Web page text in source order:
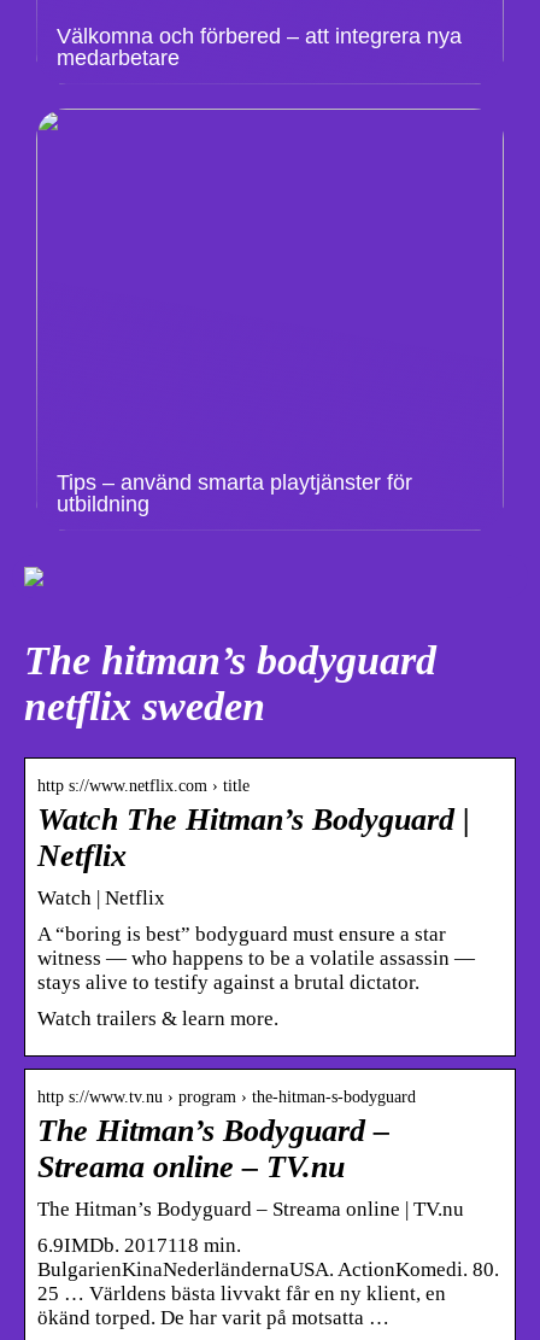
Välkomna och förbered – att integrera nya
medarbetare
Tips – använd smarta playtjänster för
utbildning
The hitman’s bodyguard
netflix sweden
http s://www.netflix.com › title
Watch The Hitman’s Bodyguard |
Netflix
Watch | Netflix
A “boring is best” bodyguard must ensure a star
witness — who happens to be a volatile assassin —
stays alive to testify against a brutal dictator.
Watch trailers & learn more.
http s://www.tv.nu › program › the-hitman-s-bodyguard
The Hitman’s Bodyguard –
Streama online – TV.nu
The Hitman’s Bodyguard – Streama online | TV.nu
6.9IMDb. 2017118 min.
BulgarienKinaNederländernaUSA. ActionKomedi. 80.
25 … Världens bästa livvakt får en ny klient, en
ökänd torped. De har varit på motsatta …